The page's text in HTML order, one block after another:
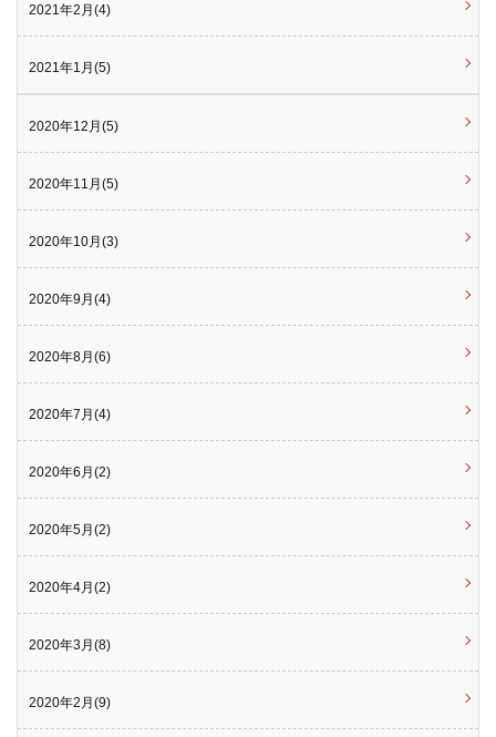
2021年2月(4)
2021年1月(5)
2020年12月(5)
2020年11月(5)
2020年10月(3)
2020年9月(4)
2020年8月(6)
2020年7月(4)
2020年6月(2)
2020年5月(2)
2020年4月(2)
2020年3月(8)
2020年2月(9)